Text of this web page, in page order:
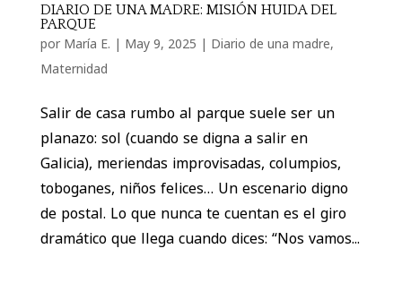
DIARIO DE UNA MADRE: MISIÓN HUIDA DEL
PARQUE
por María E. | May 9, 2025 | Diario de una madre,
Maternidad
Salir de casa rumbo al parque suele ser un
planazo: sol (cuando se digna a salir en
Galicia), meriendas improvisadas, columpios,
toboganes, niños felices… Un escenario digno
de postal. Lo que nunca te cuentan es el giro
dramático que llega cuando dices: “Nos vamos...